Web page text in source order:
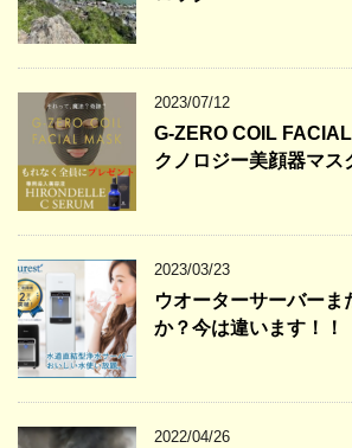
2023/07/12
G-ZERO COIL
クノロジー美顔器マス
2023/03/23
ウオーターサーバーま
か？今は違います！！
2022/04/26